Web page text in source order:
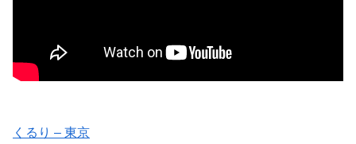
くるり – 東京